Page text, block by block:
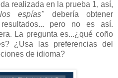
realizada en la prueba 1, así,
espías" debería obtener
pero no es así.
La pregunta es...¿qué coño
¿Usa las preferencias del
de idioma?